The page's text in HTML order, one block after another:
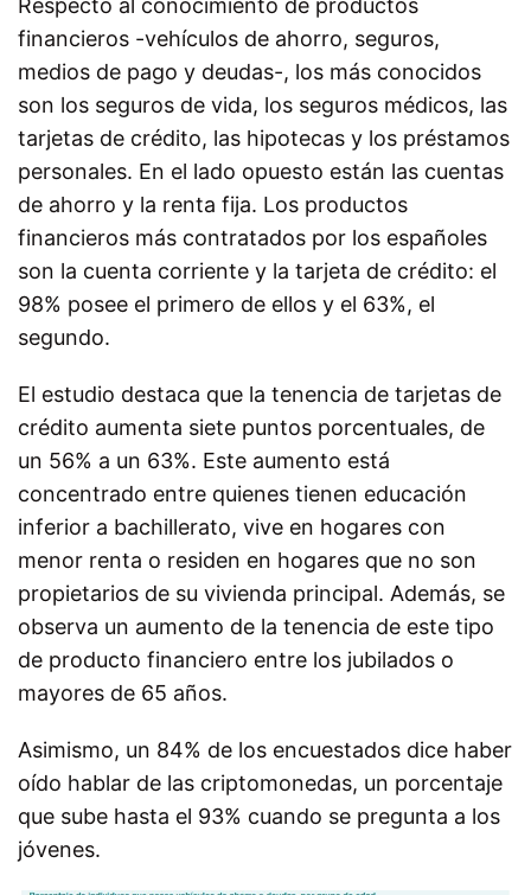
Respecto al conocimiento de productos
financieros -vehículos de ahorro, seguros,
medios de pago y deudas-, los más conocidos
son los seguros de vida, los seguros médicos, las
tarjetas de crédito, las hipotecas y los préstamos
personales. En el lado opuesto están las cuentas
de ahorro y la renta fija. Los productos
financieros más contratados por los españoles
son la cuenta corriente y la tarjeta de crédito: el
98% posee el primero de ellos y el 63%, el
segundo.
El estudio destaca que la tenencia de tarjetas de
crédito aumenta siete puntos porcentuales, de
un 56% a un 63%. Este aumento está
concentrado entre quienes tienen educación
inferior a bachillerato, vive en hogares con
menor renta o residen en hogares que no son
propietarios de su vivienda principal. Además, se
observa un aumento de la tenencia de este tipo
de producto financiero entre los jubilados o
mayores de 65 años.
Asimismo, un 84% de los encuestados dice haber
oído hablar de las criptomonedas, un porcentaje
que sube hasta el 93% cuando se pregunta a los
jóvenes.